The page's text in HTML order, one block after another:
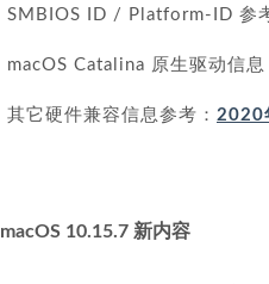
SMBIOS ID / Platform-ID 参
macOS Catalina 原生驱动信
其它硬件兼容信息参考： 2020
macOS 10.15.7 新内容